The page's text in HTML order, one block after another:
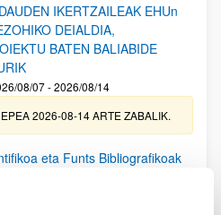
IKERTZAILEAK EHUn
DEIALDIA,
BATEN BALIABIDE
08/07 - 2026/08/14
2026-08-14 ARTE ZABALIK.
eta Funts Bibliografikoak